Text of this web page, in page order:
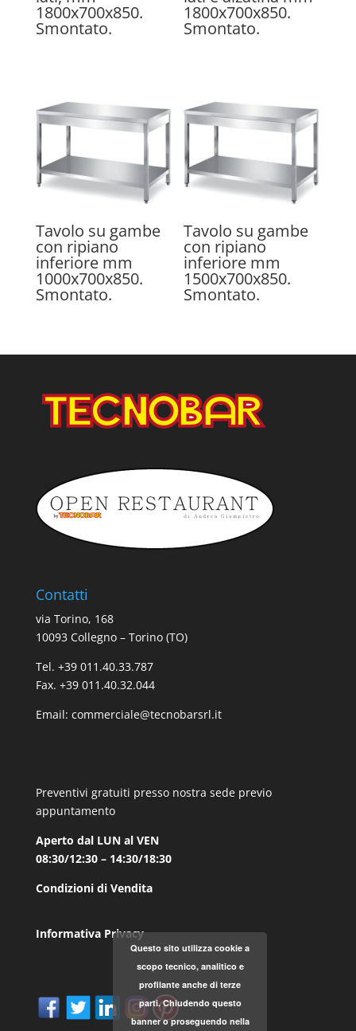
1800x700x850.
Smontato.
1800x700x850.
Smontato.
Tavolo su gambe
con ripiano
inferiore mm
1000x700x850.
Smontato.
Tavolo su gambe
con ripiano
inferiore mm
1500x700x850.
Smontato.
Contatti
via Torino, 168
10093 Collegno – Torino (TO)
Tel. +39 011.40.33.787
Fax. +39 011.40.32.044
Email: commerciale@tecnobarsrl.it
Preventivi gratuiti presso nostra sede previo
appuntamento
Aperto dal LUN al VEN
08:30/12:30 – 14:30/18:30
Condizioni di Vendita
Informativa Privacy
Questo sito utilizza cookie a
scopo tecnico, analitico e
profilante anche di terze
parti. Chiudendo questo
banner o proseguendo nella